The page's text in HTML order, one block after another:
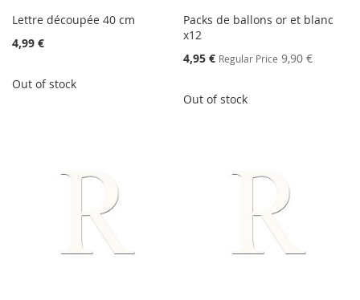
Lettre découpée 40 cm
4,99 €
Out of stock
Packs de ballons or et blanc
x12
Special
Price
4,95 € Regular Price 9,90 €
Out of stock